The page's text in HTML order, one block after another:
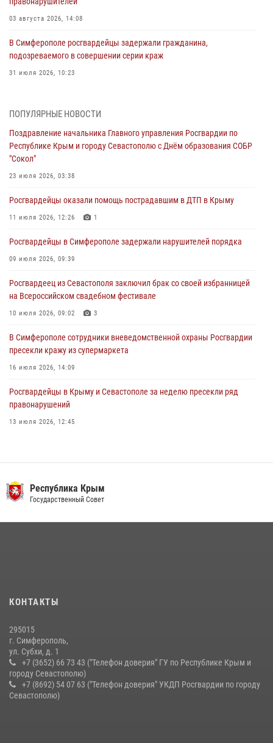
03 августа 2026, 14:08
В Симферополе росгвардейцы задержали гражданина,
подозреваемого в совершении серии краж
31 июля 2026, 10:23
объекте в Севастополе
Росгвардейцы Севастополя пресекли противоправные действия на
охраняемом объекте
29 июля 2026, 12:34
Росгвардейцы Крыма и Севастополя отметили День Крещения Руси
28 июля 2026, 14:18
В Симферополе сотрудники Росгвардии задержали подозреваемого
в краже из гипермаркета
ПОПУЛЯРНЫЕ НОВОСТИ
Поздравление начальника Главного управления Росгвардии по
Республике Крым и городу Севастополю с Днём образования СОБР
"Сокол"
23 июля 2026, 03:38
Росгвардейцы оказали помощь пострадавшим в ДТП в Крыму
11 июля 2026, 12:26 1
Росгвардейцы в Симферополе задержали нарушителей порядка
09 июля 2026, 09:39
Росгвардеец из Севастополя заключил брак со своей избранницей
на Всероссийском свадебном фестивале
10 июля 2026, 09:02 3
В Симферополе сотрудники вневедомственной охраны Росгвардии
пресекли кражу из супермаркета
16 июля 2026, 14:09
Росгвардейцы в Крыму и Севастополе за неделю пресекли ряд
правонарушений
13 июля 2026, 12:45
В Ялте росгвардейцы задержали подозреваемого в краже
10 июля 2026, 15:10
Республика Крым
Государственный Совет
КОНТАКТЫ
295015
г. Симферополь,
ул. Субхи, д. 1
+7 (3652) 66 73 43 ("Телефон доверия" ГУ по Республике Крым и
городу Севастополю)
+7 (8692) 54 07 63 ("Телефон доверия" УКДП Росгвардии по городу
Севастополю)